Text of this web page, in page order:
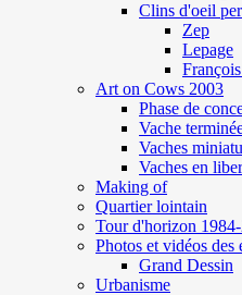
Clins d'oeil
Zep
Lepage
Art on Cows 2003
Phase de
Vache
Vaches
Vaches en
Making of
Quartier lointain
Tour d'horizon
Photos et vidéos des
Grand Dessin
Urbanisme